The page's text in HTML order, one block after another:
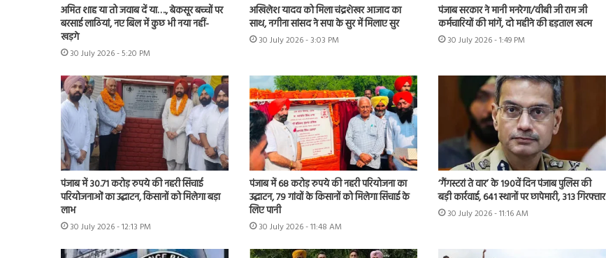
अमित शाह या तो जवाब दें या…., बेकसूर बच्चों पर
बरसाई लाठियां, नए बिल में कुछ भी नया नहीं-
खड़गे
30 July 2026 - 5:20 PM
अखिलेश यादव को मिला चंद्रशेखर आजाद का
साथ, नगीना सांसद ने सपा के सुर में मिलाए सुर
30 July 2026 - 3:03 PM
पंजाब सरकार ने मानी मनरेगा/वीबी जी राम जी
कर्मचारियों की मांगें, दो महीने की हड़ताल खत्म
30 July 2026 - 1:49 PM
पंजाब में 30.71 करोड़ रुपये की नहरी सिंचाई
परियोजनाओं का उद्घाटन, किसानों को मिलेगा बड़ा
लाभ
30 July 2026 - 12:13 PM
पंजाब में 68 करोड़ रुपये की नहरी परियोजना का
उद्घाटन, 79 गांवों के किसानों को मिलेगा सिंचाई के
लिए पानी
30 July 2026 - 11:48 AM
‘गैंगस्टरां ते वार’ के 190वें दिन पंजाब पुलिस की
बड़ी कार्रवाई, 641 स्थानों पर छापेमारी, 313 गिरफ्तार
30 July 2026 - 11:16 AM